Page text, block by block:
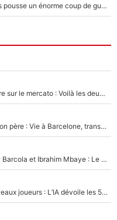
Victime de racisme contre Murray, Kyrgios pousse un énorme coup de gueule !
Après Maghnes Akliouche, le PSG accèlère sur le mercato : Voilà les deux nouvelles recrues qui vont signer la semaine prochaine ?
Lionel Messi est endeuillé par la mort de son père : Vie à Barcelone, transfert au PSG... voilà comment Jorge Messi a joué un rôle essentiel dans sa carrière !
Un record bientôt explosé grâce à Bradley Barcola et Ibrahim Mbaye : Le PSG sur le point de réaliser un mercato historique ?
Zinédine Zidane va sélectionner des nouveaux joueurs : L’IA dévoile les 5 cracks qui pourraient rapidement le rejoindre en équipe de France !